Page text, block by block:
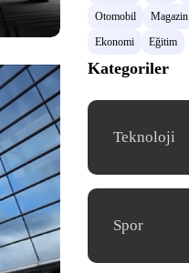
Otomobil
Magazin
Ekonomi
Eğitim
Kategoriler
Teknoloji
Spor